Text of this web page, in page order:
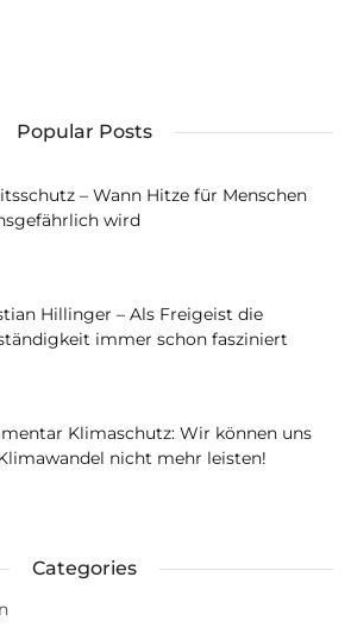
Popular Posts
– Wann Hitze für Menschen
wird
Hillinger – Als Freigeist die
immer schon fasziniert
Klimaschutz: Wir können uns
nicht mehr leisten!
Categories